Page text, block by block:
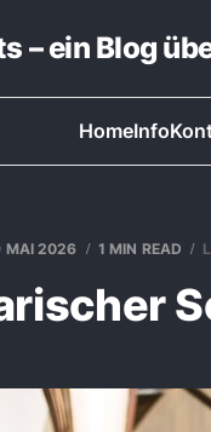
– ein Blog
HomeInfo
MAI 2026 1 MIN READ